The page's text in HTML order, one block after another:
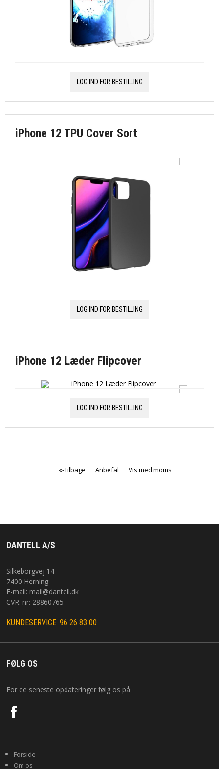
LOG IND FOR BESTILLING
iPhone 12 TPU Cover Sort
LOG IND FOR BESTILLING
iPhone 12 Læder Flipcover
LOG IND FOR BESTILLING
«-Tilbage Anbefal Vis med moms
DANTELL A/S
Silkeborgvej 14
7400 Herning
E-mail: mail@dantell.dk
CVR. nr: 28860765
KUNDESERVICE: 96 26 83 00
FØLG OS
For de seneste opdateringer følg os på
Forside
Om os